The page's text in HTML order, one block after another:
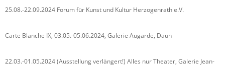
25.08.-22.09.2024 Forum für Kunst und Kultur Herzogenrath e.V.
Carte Blanche IX, 03.05.-05.06.2024, Galerie Augarde, Daun
22.03.-01.05.2024 (Ausstellung verlängert!) Alles nur Theater, Galerie Jean-